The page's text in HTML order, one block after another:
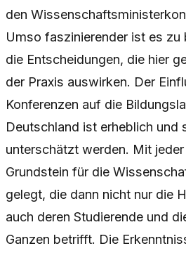
den
Umso faszinierender ist es zu
die Entscheidungen, die hier
der Praxis auswirken. Der
Konferenzen auf die
Deutschland ist erheblich und
unterschätzt werden. Mit
Grundstein für die
gelegt, die dann nicht nur die
auch deren Studierende und
Ganzen betrifft. Die